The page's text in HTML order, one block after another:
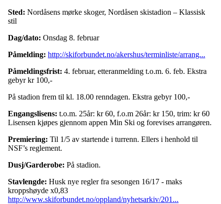
Sted: Nordåsens mørke skoger, Nordåsen skistadion – Klassisk
stil
Dag/dato: Onsdag 8. februar
Påmelding: http://skiforbundet.no/akershus/terminliste/arrang...
Påmeldingsfrist: 4. februar, etteranmelding t.o.m. 6. feb. Ekstra
gebyr kr 100,-
På stadion frem til kl. 18.00 renndagen. Ekstra gebyr 100,-
Engangslisens: t.o.m. 25år: kr 60, f.o.m 26år: kr 150, trim: kr 60
Lisensen kjøpes gjennom appen Min Ski og forevises arrangøren.
Premiering: Til 1/5 av startende i turrenn. Ellers i henhold til
NSF’s reglement.
Dusj/Garderobe: På stadion.
Stavlengde: Husk nye regler fra sesongen 16/17 - maks
kroppshøyde x0,83
http://www.skiforbundet.no/oppland/nyhetsarkiv/201...